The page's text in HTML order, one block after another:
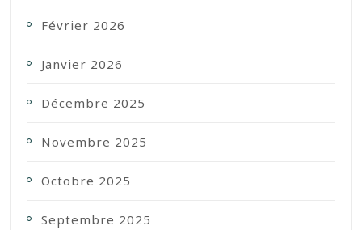
Février 2026
Janvier 2026
Décembre 2025
Novembre 2025
Octobre 2025
Septembre 2025